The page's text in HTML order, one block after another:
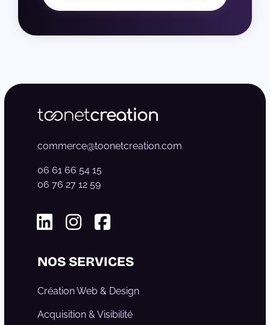
commerce@toonetcreation.com
06 61 66 54 15
06 76 27 12 59
NOS SERVICES
Création Web & Design
Acquisition & Visibilité